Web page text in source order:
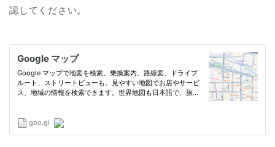
認してください。